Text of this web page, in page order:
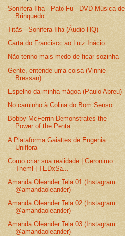
Sonífera Ilha - Pato Fu - DVD Música de
Brinquedo...
Titãs - Sonifera Ilha (Áudio HQ)
Carta do Francisco ao Luiz Inácio
Não tenho mais medo de ficar sozinha
Gente, entende uma coisa (Vinnie
Bressan)
Espelho da minha mágoa (Paulo Abreu)
No caminho à Colina do Bom Senso
Bobby McFerrin Demonstrates the
Power of the Penta...
A Plataforma Gaiattes de Eugenia
Uniflora
Como criar sua realidade | Geronimo
Theml | TEDxSa...
Amanda Oleander Tela 01 (Instagram
@amandaoleander)
Amanda Oleander Tela 02 (Instagram
@amandaoleander)
Amanda Oleander Tela 03 (Instagram
@amandaoleander)